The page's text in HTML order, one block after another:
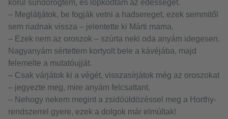
körül sündörögtem, és lopkodtam az édességet.
– Meglátjátok, be fogják vetni a hadsereget, ezek semmitől
sem riadnak vissza – jelentette ki Márti mama.
– Ezek nem az oroszok – szúrta neki oda anyám idegesen.
Nagyanyám sértettem kortyolt bele a kávéjába, majd
felemelte a mutatóujját.
– Csak várjátok ki a végét, visszasírjátok még az oroszokat
– jegyezte meg, mire anyám felcsattant.
– Nehogy nekem megint a zsidóüldözéssel meg a Horthy-
rendszerrel gyere, ezek a dolgok már elmúltak!